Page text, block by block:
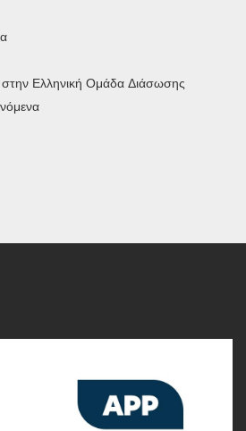
Ελληνική Ομάδα Διάσωσης